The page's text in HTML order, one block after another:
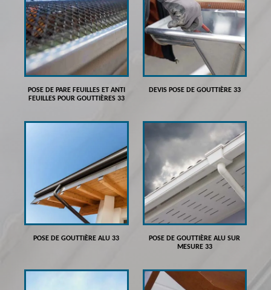
POSE DE PARE FEUILLES ET ANTI
FEUILLES POUR GOUTTIÈRES 33
DEVIS POSE DE GOUTTIÈRE 33
POSE DE GOUTTIÈRE ALU 33
POSE DE GOUTTIÈRE ALU SUR
MESURE 33